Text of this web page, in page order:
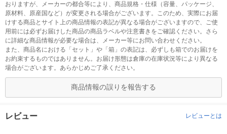
おりますが、メーカーの都合等により、商品規格・仕様（容量、パッケージ、
原材料、原産国など）が変更される場合がございます。このため、実際にお届
けする商品とサイト上の商品情報の表記が異なる場合がございますので、ご使
用前には必ずお届けした商品の商品ラベルや注意書きをご確認ください。さら
に詳細な商品情報が必要な場合は、メーカー等にお問い合わせください。
また、商品名における「セット」や「箱」の表記は、必ずしも箱でのお届けを
お約束するものではありません。お届け形態は倉庫の在庫状況等により異なる
場合がございます。あらかじめご了承ください。
商品情報の誤りを報告する
レビュー レビューとは